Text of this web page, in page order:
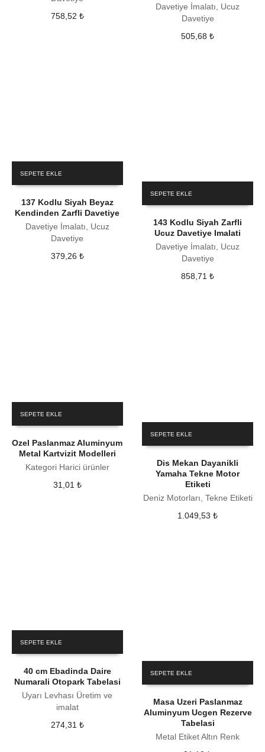
758,52 ₺
Davetiye İmalatı, Ucuz
Davetiye
505,68₺
SEPETE EKLE
137 Kodlu Siyah Beyaz
Kendinden Zarfli Davetiye
Davetiye İmalatı, Ucuz
Davetiye
379,26 ₺
SEPETE EKLE
143 Kodlu Siyah Zarfli
Ucuz Davetiye Imalati
Davetiye İmalatı, Ucuz
Davetiye
858,71₺
SEPETE EKLE
Ozel Paslanmaz Aluminyum
Metal Kartvizit Modelleri
Kategori Harici ürünler
31,01 ₺
SEPETE EKLE
Dis Mekan Dayanikli
Yamaha Tekne Motor
Etiketi
Deniz Motorları, Tekne Etiketi
1.049,53₺
SEPETE EKLE
40 cm Ebadinda Daire
Numarali Otopark Tabelasi
Uyarı Levhası Üretim ve
imalat
274,31 ₺
SEPETE EKLE
Masa Uzeri Paslanmaz
Aluminyum Ucgen Rezerve
Tabelasi
Metal Etiket Altın Renk